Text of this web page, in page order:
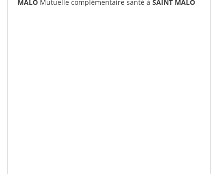
MALO Mutuelle complémentaire santé à SAINT MALO